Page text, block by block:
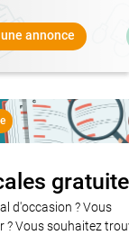
annonce
d'occasion ? Vous
? Vous souhaitez